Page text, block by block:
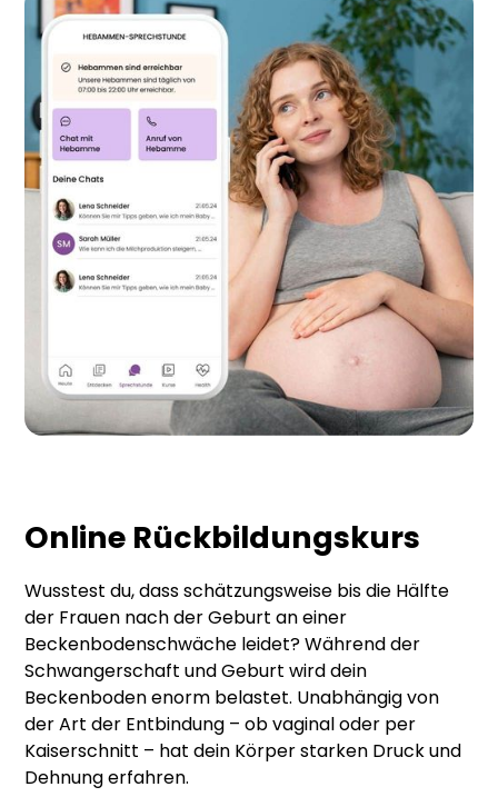
Online Rückbildungskurs
Wusstest du, dass schätzungsweise bis die Hälfte
der Frauen nach der Geburt an einer
Beckenbodenschwäche leidet? Während der
Schwangerschaft und Geburt wird dein
Beckenboden enorm belastet. Unabhängig von
der Art der Entbindung – ob vaginal oder per
Kaiserschnitt – hat dein Körper starken Druck und
Dehnung erfahren.